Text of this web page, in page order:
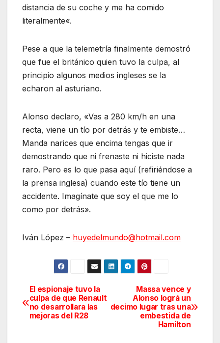
distancia de su coche y me ha comido
literalmente«.
Pese a que la telemetría finalmente demostró
que fue el británico quien tuvo la culpa, al
principio algunos medios ingleses se la
echaron al asturiano.
Alonso declaro, «Vas a 280 km/h en una
recta, viene un tío por detrás y te embiste…
Manda narices que encima tengas que ir
demostrando que ni frenaste ni hiciste nada
raro. Pero es lo que pasa aquí (refiriéndose a
la prensa inglesa) cuando este tío tiene un
accidente. Imagínate que soy el que me lo
como por detrás».
Iván López – huyedelmundo@hotmail.com
Navegación
de
Massa vence y
Alonso lográ un
decimo lugar tras una
embestida de
Hamilton
El espionaje tuvo la
culpa de que Renault
no desarrollara las
mejoras del R28